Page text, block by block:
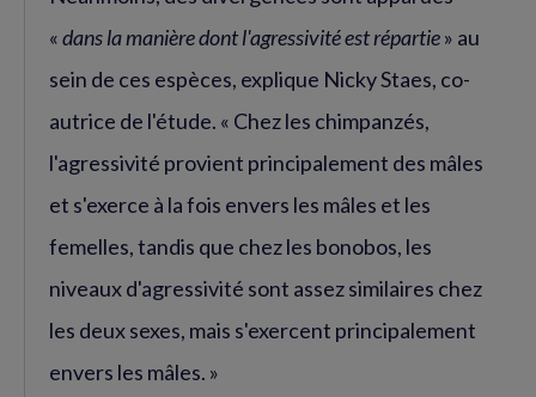
«dans la manière dont l'agressivité est répartie» au
sein de ces espèces, explique Nicky Staes, co-
autrice de l'étude. « Chez les chimpanzés,
l'agressivité provient principalement des mâles
et s'exerce à la fois envers les mâles et les
femelles, tandis que chez les bonobos, les
niveaux d'agressivité sont assez similaires chez
les deux sexes, mais s'exercent principalement
envers les mâles. »